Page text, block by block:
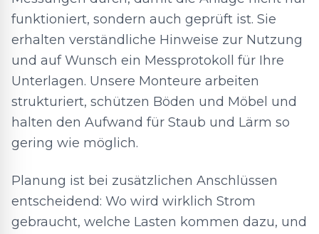
funktioniert, sondern auch geprüft ist. Sie
erhalten verständliche Hinweise zur Nutzung
und auf Wunsch ein Messprotokoll für Ihre
Unterlagen. Unsere Monteure arbeiten
strukturiert, schützen Böden und Möbel und
halten den Aufwand für Staub und Lärm so
gering wie möglich.
Planung ist bei zusätzlichen Anschlüssen
entscheidend: Wo wird wirklich Strom
gebraucht, welche Lasten kommen dazu, und